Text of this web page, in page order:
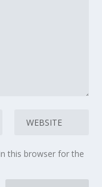
this browser for the